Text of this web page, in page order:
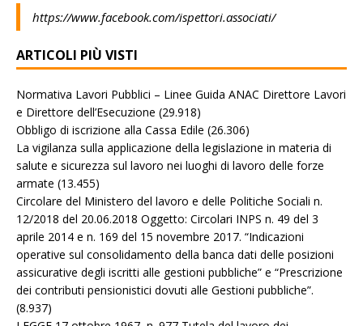
https://www.facebook.com/ispettori.associati/
ARTICOLI PIÙ VISTI
Normativa Lavori Pubblici – Linee Guida ANAC Direttore Lavori
e Direttore dell’Esecuzione (29.918)
Obbligo di iscrizione alla Cassa Edile (26.306)
La vigilanza sulla applicazione della legislazione in materia di
salute e sicurezza sul lavoro nei luoghi di lavoro delle forze
armate (13.455)
Circolare del Ministero del lavoro e delle Politiche Sociali n.
12/2018 del 20.06.2018 Oggetto: Circolari INPS n. 49 del 3
aprile 2014 e n. 169 del 15 novembre 2017. “Indicazioni
operative sul consolidamento della banca dati delle posizioni
assicurative degli iscritti alle gestioni pubbliche” e “Prescrizione
dei contributi pensionistici dovuti alle Gestioni pubbliche”.
(8.937)